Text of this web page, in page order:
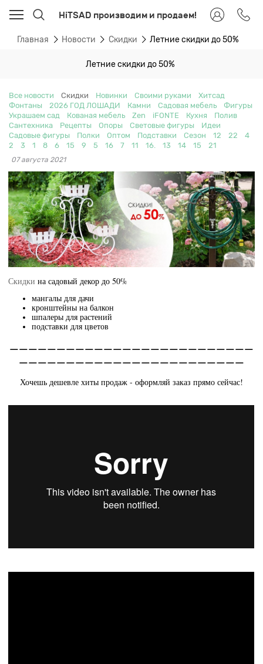
HiTSAD производим и продаем!
Главная Новости Скидки Летние скидки до 50%
Летние скидки до 50%
Все новости Скидки Новинки Своими руками
Хитсад
Фонтаны
2026 ГОД ЛОШАДИ Камни Садовая мебель
Фигуры
Украшаем сад
Кованая мебель Zen iFONTE Кухня
Полив
Сантехника
Рецепты Опоры Световые фигуры
Идеи
Садовые фигуры
Полки Оптом Подставки Сезон 12 22
4
2
3 1 8 6 15 9 5 16 7 11 16. 13 14 15 21
07 августа 2021
Скидки на садовый декор до 50%
мангалы для дачи
кронштейны на балкон
шпалеры для растений
подставки для цветов
__________________________
________________________
Хочешь дешевле хиты продаж - оформляй заказ прямо сейчас!